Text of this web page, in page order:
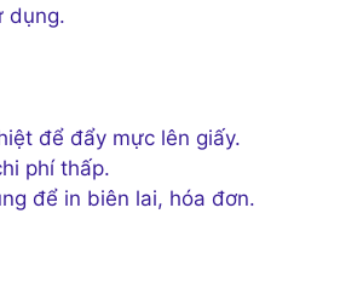
dụng.
để đẩy mực lên giấy.
phí thấp.
để in biên lai, hóa đơn.